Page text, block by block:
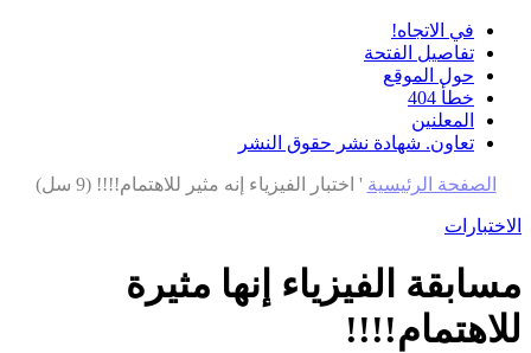
في الاتجاه!
تفاصيل الفتحة
حول الموقع
خطأ 404
المعلنين
تعاون. شهادة نشر حقوق النشر
الصفحة الرئيسية ' اختبار الفيزياء إنه مثير للاهتمام!!!! (9 سل)
الاختبارات
مسابقة الفيزياء إنها مثيرة
للاهتمام!!!!